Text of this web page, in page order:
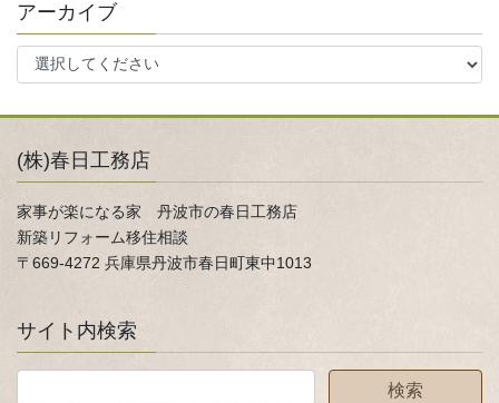
アーカイブ
(株)春日工務店
家事が楽になる家 丹波市の春日工務店
新築リフォーム移住相談
〒669-4272 兵庫県丹波市春日町東中1013
サイト内検索